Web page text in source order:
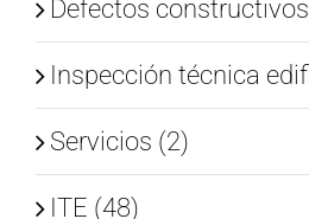
Defectos
Inspección técnica
Servicios (2)
ITE (48)